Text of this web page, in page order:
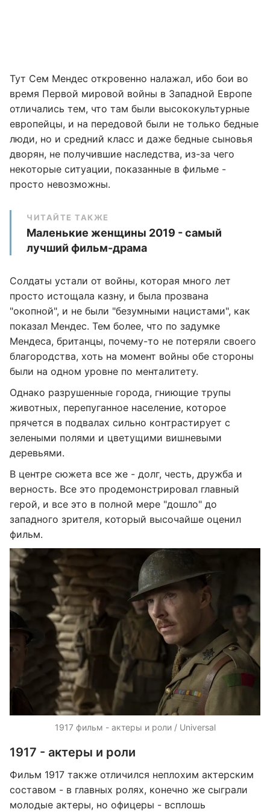
Тут Сем Мендес откровенно налажал, ибо бои во
время Первой мировой войны в Западной Европе
отличались тем, что там были высококультурные
европейцы, и на передовой были не только бедные
люди, но и средний класс и даже бедные сыновья
дворян, не получившие наследства, из-за чего
некоторые ситуации, показанные в фильме -
просто невозможны.
ЧИТАЙТЕ ТАКЖЕ
Маленькие женщины 2019 - самый
лучший фильм-драма
Солдаты устали от войны, которая много лет
просто истощала казну, и была прозвана
"окопной", и не были "безумными нацистами", как
показал Мендес. Тем более, что по задумке
Мендеса, британцы, почему-то не потеряли своего
благородства, хоть на момент войны обе стороны
были на одном уровне по менталитету.
Однако разрушенные города, гниющие трупы
животных, перепуганное население, которое
прячется в подвалах сильно контрастирует с
зелеными полями и цветущими вишневыми
деревьями.
В центре сюжета все же - долг, честь, дружба и
верность. Все это продемонстрировал главный
герой, и все это в полной мере "дошло" до
западного зрителя, который высочайше оценил
фильм.
1917 фильм - актеры и роли / Universal
1917 - актеры и роли
Фильм 1917 также отличился неплохим актерским
составом - в главных ролях, конечно же сыграли
молодые актеры, но офицеры - всплошь